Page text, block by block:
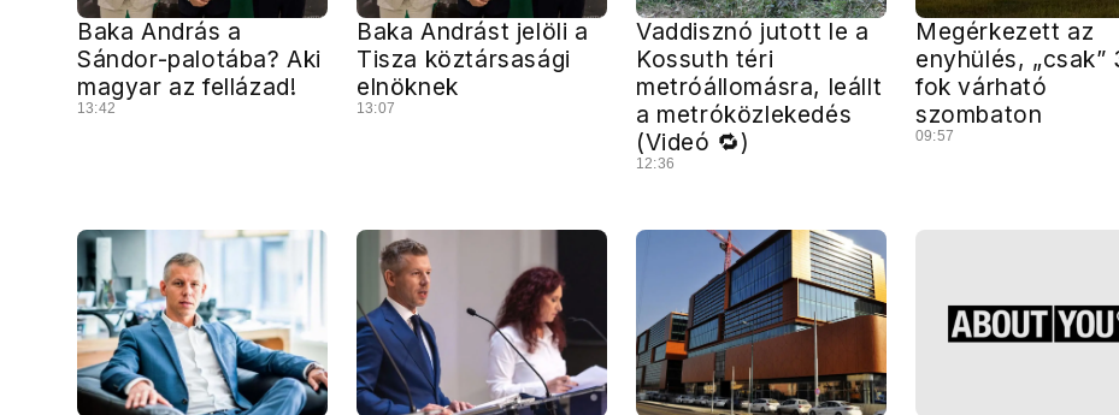
Baka András a
Sándor-palotába? Aki
magyar az fellázad!
13:42
Baka Andrást jelöli a
Tisza köztársasági
elnöknek
13:07
Vaddisznó jutott le a
Kossuth téri
metróállomásra, leállt
a metróközlekedés
(Videó 🔁)
12:36
Megérkezett az
enyhülés, „csak”
fok várható
szombaton
09:57